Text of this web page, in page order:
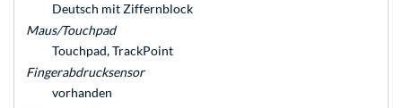
Deutsch mit Ziffernblock
Maus/Touchpad
Touchpad, TrackPoint
Fingerabdrucksensor
vorhanden